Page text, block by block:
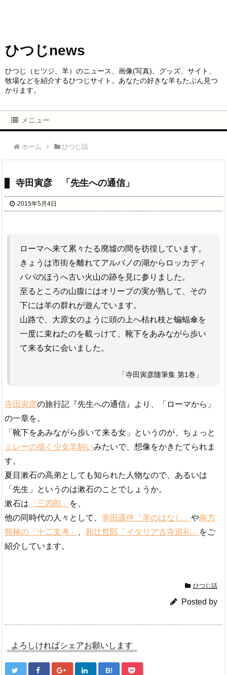
ひつじnews
ひつじ（ヒツジ、羊）のニュース、画像(写真)、グッズ、サイト、
牧場などを紹介するひつじサイト。あなたの好きな羊もたぶん見つ
かります。
メニュー
ホーム ひつじ話
寺田寅彦 「先生への通信」
2015年5月4日
ローマへ来て累々たる廃墟の間を彷徨しています。
きょうは市街を離れてアルバノの湖からロッカディ
パパのほうへ古い火山の跡を見に参りました。
至るところの山腹にはオリーブの実が熟して、その
下には羊の群れが遊んでいます。
山路で、大原女のように頭の上へ枯れ枝と蝙蝠傘を
一度に束ねたのを載っけて、靴下をあみながら歩い
て来る女に会いました。
「寺田寅彦随筆集 第1巻」
寺田寅彦の旅行記『先生への通信』より、「ローマから」
の一章を。
「靴下をあみながら歩いて来る女」というのが、ちょっと
ミレーの描く少女羊飼いみたいで、想像をかきたてられま
す。
夏目漱石の高弟としても知られた人物なので、あるいは
「先生」というのは漱石のことでしょうか。
漱石は 「三四郎」
を、
他の同時代の人々として、 幸田露伴「羊のはなし」 や南方
熊楠の「十二支考」
和辻哲郎「イタリア古寺巡礼」
をご
紹介しています。
ひつじ話
Posted by
よろしければシェアお願いします
B!